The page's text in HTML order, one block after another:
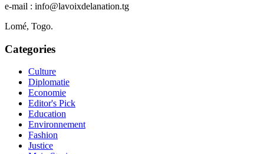
e-mail : info@lavoixdelanation.tg
Lomé, Togo.
Categories
Culture
Diplomatie
Economie
Editor's Pick
Education
Environnement
Fashion
Justice